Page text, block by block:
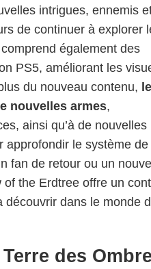
intrigues, ennemis
de continuer à explorer
également des
PS5, améliorant les
du nouveau contenu,
nouvelles armes,
ainsi qu’à de nouvelles
approfondir le système de
fan de retour ou un
of the Erdtree offre un
découvrir dans le monde
des